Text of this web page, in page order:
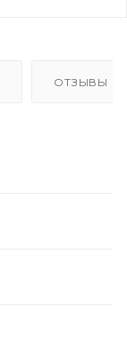
ОТЗЫВЫ